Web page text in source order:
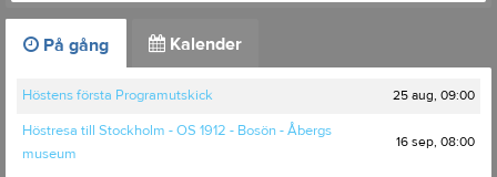
På gång Kalender
Höstens första Programutskick
25 aug, 09:00
Höstresa till Stockholm - OS 1912 - Bosön - Åbergs
museum
16 sep, 08:00